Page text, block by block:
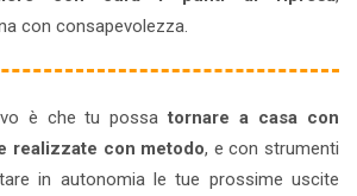
con consapevolezza.
è che tu possatornare a casa con
realizzate con metodo, e con strumenti
in autonomia le tue prossime uscite